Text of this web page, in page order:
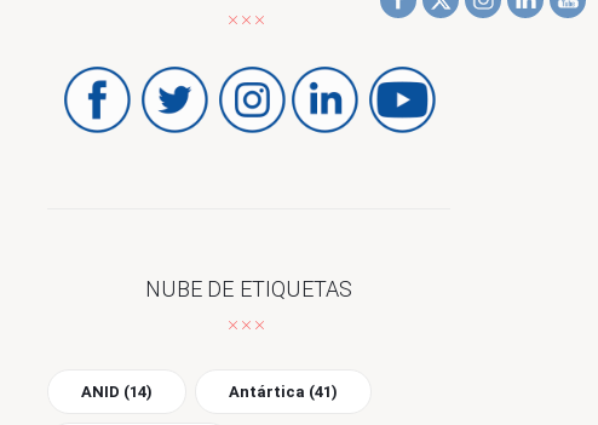
NUBE DE ETIQUETAS
ANID (14) Antártica (41)